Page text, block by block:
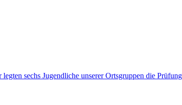
sechs Jugendliche unserer Ortsgruppen die